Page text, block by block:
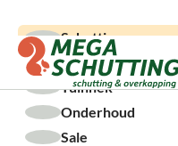
Schutting
Overkapping
Tuinhek
Onderhoud
Sale
Home Schutting